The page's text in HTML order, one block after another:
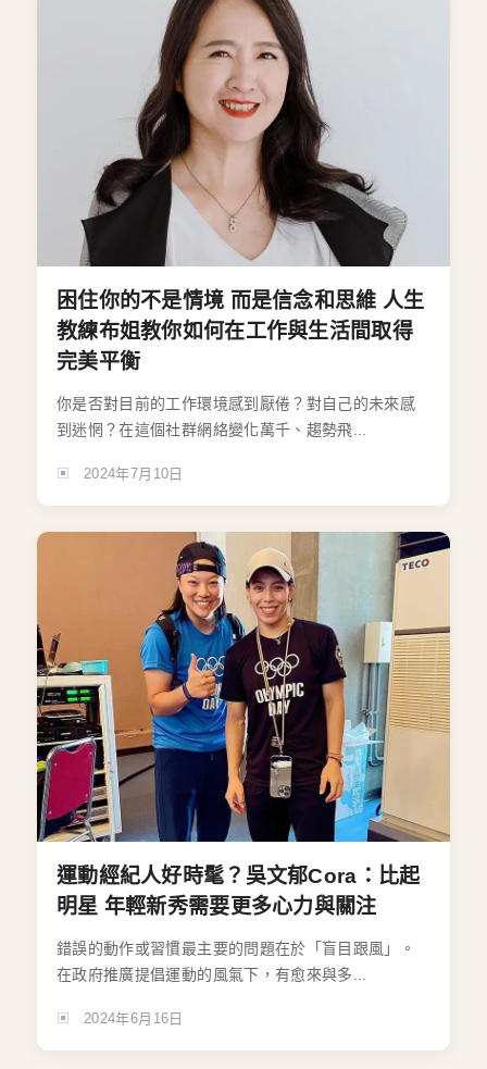
困住你的不是情境 而是信念和思維 人生
教練布姐教你如何在工作與生活間取得
完美平衡
你是否對目前的工作環境感到厭倦？對自己的未來感
到迷惘？在這個社群網絡變化萬千、趨勢飛...
2024年7月10日
運動經紀人好時髦？吳文郁Cora：比起
明星 年輕新秀需要更多心力與關注
錯誤的動作或習慣最主要的問題在於「盲目跟風」。
在政府推廣提倡運動的風氣下，有愈來與多...
2024年6月16日